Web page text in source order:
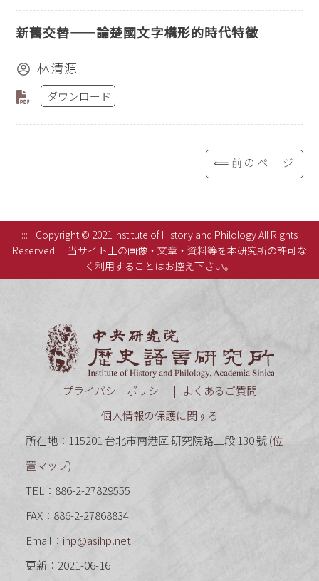
新舊交替——論楚國文字構形的時代特徵
林清源
ダウンロード
⟸前のページ
:::
Copyright © 2021 Institute of History and Philology All Rights
Reserved.
当サイト上の画像・文章・資料等を本研究所の許可な
く利用することはお控え下さい。
プライバシーポリシー
よくあるご質問
個人情報の保護に関する
所在地：115201 台北市南港區 研究院路二段 130 號 (位
置マップ)
TEL：886-2-27829555
FAX：886-2-27868834
Email： ihp@asihp.net
更新：2021-06-16